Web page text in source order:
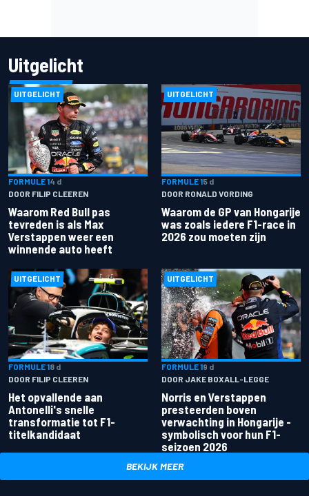
Uitgelicht
UITGELICHT
FORMULE 14 d
DOOR FILIP CLEEREN
Waarom Red Bull pas
tevreden is als Max
Verstappen weer een
winnende auto heeft
UITGELICHT
FORMULE 15 d
DOOR RONALD VORDING
Waarom de GP van Hongarije
was zoals iedere F1-race in
2026 zou moeten zijn
UITGELICHT
FORMULE 18 d
DOOR FILIP CLEEREN
Het opvallende aan
Antonelli's snelle
transformatie tot F1-
titelkandidaat
UITGELICHT
FORMULE 19 d
DOOR JAKE BOXALL-LEGGE
Norris en Verstappen
presteerden boven
verwachting in Hongarije -
symbolisch voor hun F1-
seizoen 2026
BEKIJK MEER